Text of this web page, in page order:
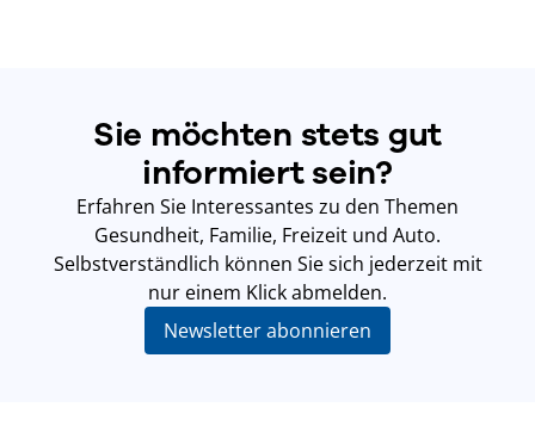
Sie möchten stets gut
informiert sein?
Erfahren Sie Interessantes zu den Themen
Gesundheit, Familie, Freizeit und Auto.
Selbstverständlich können Sie sich jederzeit mit
nur einem Klick abmelden.
Newsletter abonnieren